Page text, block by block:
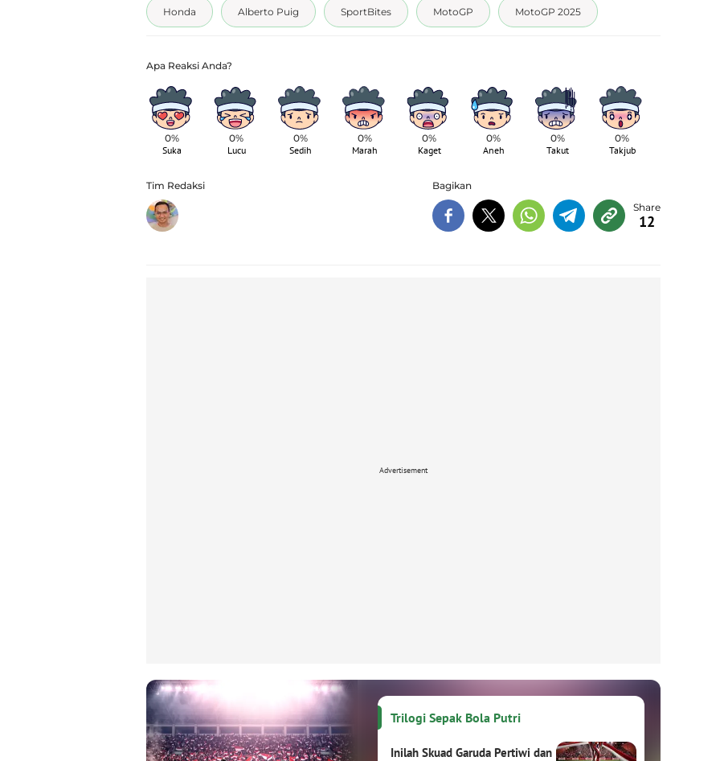
Honda Alberto Puig SportBites MotoGP MotoGP 2025
0%
Suka
0%
Lucu
0%
Sedih
0%
Marah
0%
Kaget
0%
Aneh
0%
Takut
0%
Takjub
Tim Redaksi Bagikan
12
Advertisement
Trilogi Sepak Bola Putri
Inilah Skuad Garuda Pertiwi dan